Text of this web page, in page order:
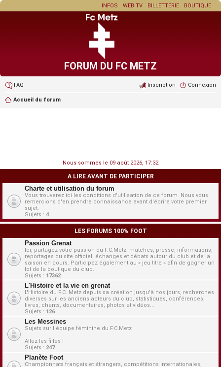
BOUTIQUE
BILLETTERIE
WEB TV
INFOS
FORUM DU FC METZ
FAQ Connexion
Inscription
Accueil du forum
Nous sommes le 09 août 2026, 17:32
A LIRE AVANT DE PARTICIPER
Charte et utilisation du forum
Vous trouverez ici les conditions d'utilisation de ce forum. Nous vous
remercions d'en prendre connaissance avant d'écrire votre premier
sujet.
Sujets : 4
LES FORUMS 100% FOOT
Passion Grenat
Ici, partagez votre passion du F.C.Metz: matches, presse, informations,
reportages du site officiel, échanges et débats autour du club et de la
saison en cours. Participez également au « jeu titre » afin de gagner un
lot de la boutique du club.
Sujets : 17362
L'Histoire et la vie en grenat
L'Histoire du F.C. Metz depuis sa création jusqu'à nos jours, recherches
diverses sur les anciens acteurs du club, statistiques, conférences,
livres, chants, documentaires, photos et vidéos...
Sujets : 126
Les Messines
Sujets sur l'équipe féminine du F.C.Metz
Allez les filles !
Sujets : 247
Planète Foot
Championnats français et étrangers, compétitions internationales,